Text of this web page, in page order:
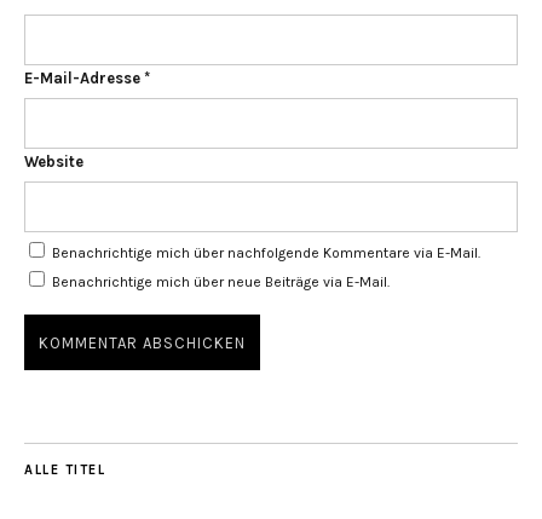
E-Mail-Adresse *
Website
Benachrichtige mich über nachfolgende Kommentare via E-Mail.
Benachrichtige mich über neue Beiträge via E-Mail.
ALLE TITEL